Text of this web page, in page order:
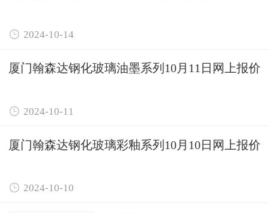
 2024-10-14
厦门翰森达钢化玻璃油墨系列10月11日网上报价
 2024-10-11
厦门翰森达钢化玻璃彩釉系列10月10日网上报价
 2024-10-10